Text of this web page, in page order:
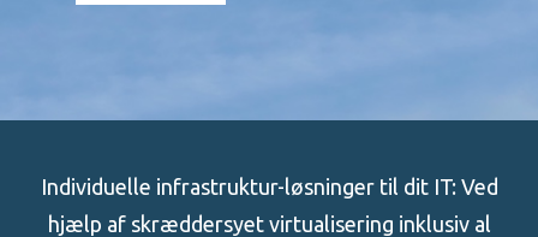
Individuelle infrastruktur-løsninger til dit IT: Ved
hjælp af skræddersyet virtualisering inklusiv al